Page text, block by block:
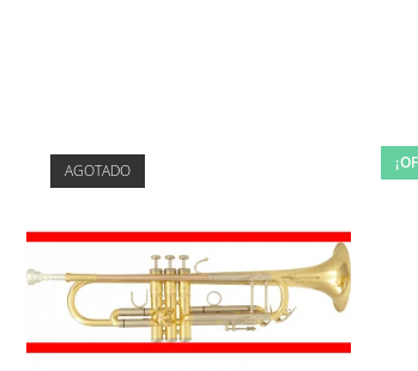
AGOTADO